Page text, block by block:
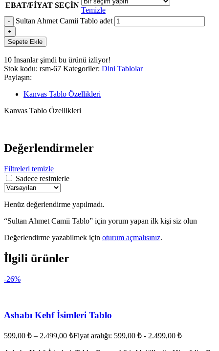
EBAT/FİYAT SEÇİN
Temizle
Sultan Ahmet Camii Tablo adet
Sepete Ekle
10 İnsanlar şimdi bu ürünü izliyor!
Stok kodu: rsm-67 Kategoriler: Dini Tablolar
Paylaşın:
Kanvas Tablo Özellikleri
Kanvas Tablo Özellikleri
Değerlendirmeler
Filtreleri temizle
Sadece resimlerle
Henüz değerlendirme yapılmadı.
“Sultan Ahmet Camii Tablo” için yorum yapan ilk kişi siz olun
Değerlendirme yazabilmek için oturum açmalısınız.
İlgili ürünler
-26%
Ashabı Kehf İsimleri Tablo
599,00 ₺ – 2.499,00 ₺Fiyat aralığı: 599,00 ₺ - 2.499,00 ₺